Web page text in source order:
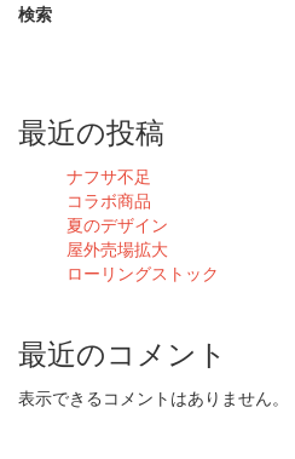
検索
最近の投稿
ナフサ不足
コラボ商品
夏のデザイン
屋外売場拡大
ローリングストック
最近のコメント
表示できるコメントはありません。